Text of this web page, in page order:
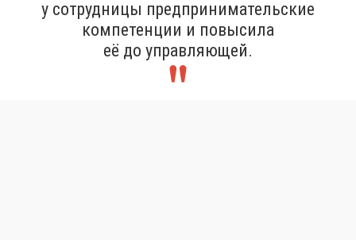
у сотрудницы предпринимательские
компетенции и повысила
её до управляющей.